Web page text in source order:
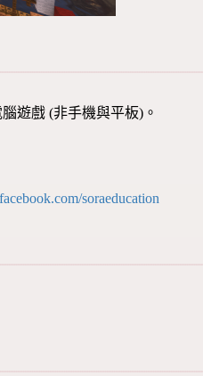
遊戲 (非手機與平板)。
soraeducation